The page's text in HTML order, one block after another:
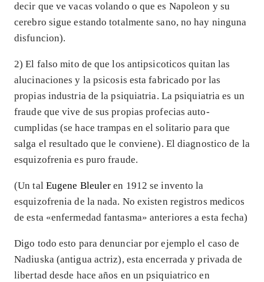
decir que ve vacas volando o que es Napoleon y su
cerebro sigue estando totalmente sano, no hay ninguna
disfuncion).
2) El falso mito de que los antipsicoticos quitan las
alucinaciones y la psicosis esta fabricado por las
propias industria de la psiquiatria. La psiquiatria es un
fraude que vive de sus propias profecias auto-
cumplidas (se hace trampas en el solitario para que
salga el resultado que le conviene). El diagnostico de la
esquizofrenia es puro fraude.
(Un tal Eugene Bleuler en 1912 se invento la
esquizofrenia de la nada. No existen registros medicos
de esta «enfermedad fantasma» anteriores a esta fecha)
Digo todo esto para denunciar por ejemplo el caso de
Nadiuska (antigua actriz), esta encerrada y privada de
libertad desde hace años en un psiquiatrico en